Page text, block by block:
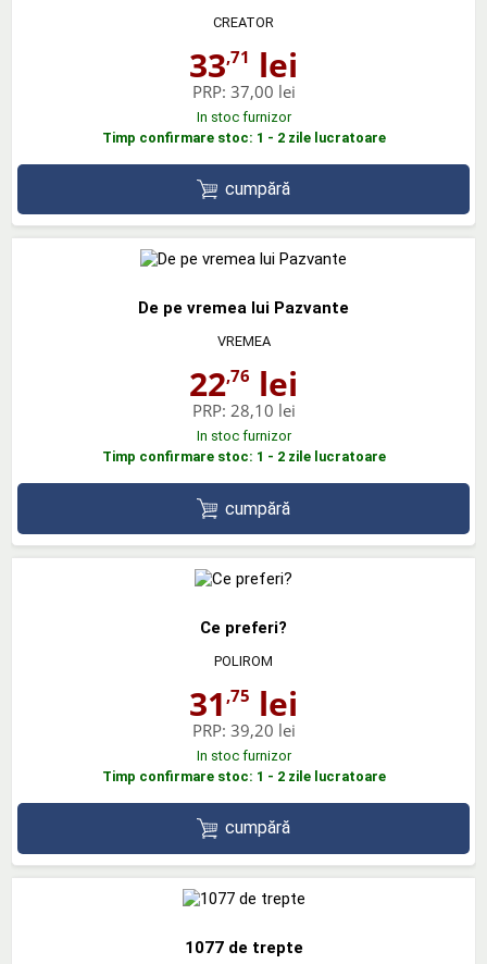
CREATOR
33,71 lei
PRP: 37,00 lei
In stoc furnizor
Timp confirmare stoc: 1 - 2 zile lucratoare
cumpără
De pe vremea lui Pazvante
VREMEA
22,76 lei
PRP: 28,10 lei
In stoc furnizor
Timp confirmare stoc: 1 - 2 zile lucratoare
cumpără
Ce preferi?
POLIROM
31 ,75 lei
PRP: 39,20 lei
In stoc furnizor
Timp confirmare stoc: 1 - 2 zile lucratoare
cumpără
1077 de trepte